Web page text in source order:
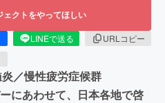
ェクトをやってほしい
LINEで送る
URLコピー
／慢性疲労症候群
にあわせて、日本各地で啓